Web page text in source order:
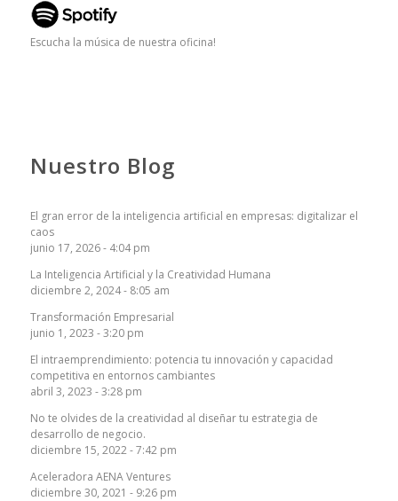
Escucha la música de nuestra oficina!
Nuestro Blog
El gran error de la inteligencia artificial en empresas: digitalizar el
caos
junio 17, 2026 - 4:04 pm
La Inteligencia Artificial y la Creatividad Humana
diciembre 2, 2024 - 8:05 am
Transformación Empresarial
junio 1, 2023 - 3:20 pm
El intraemprendimiento: potencia tu innovación y capacidad
competitiva en entornos cambiantes
abril 3, 2023 - 3:28 pm
No te olvides de la creatividad al diseñar tu estrategia de
desarrollo de negocio.
diciembre 15, 2022 - 7:42 pm
Aceleradora AENA Ventures
diciembre 30, 2021 - 9:26 pm